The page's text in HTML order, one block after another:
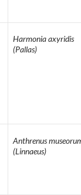
Harmonia axyridis
(Pallas)
Anthrenus
(Linnaeus)